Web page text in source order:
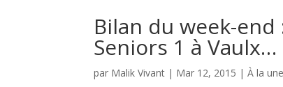
Bilan du week-
Seniors 1 à Vaulx…
par Malik Vivant | Mar 12, 2015 |À la une